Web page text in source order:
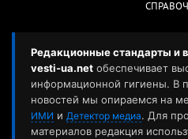
Редакционные стандарты и
vesti-ua.net обеспечивает
информационной гигиены. В
новостей мы опираемся на
ИМИ и Детектор медиа. Для
материалов редакция